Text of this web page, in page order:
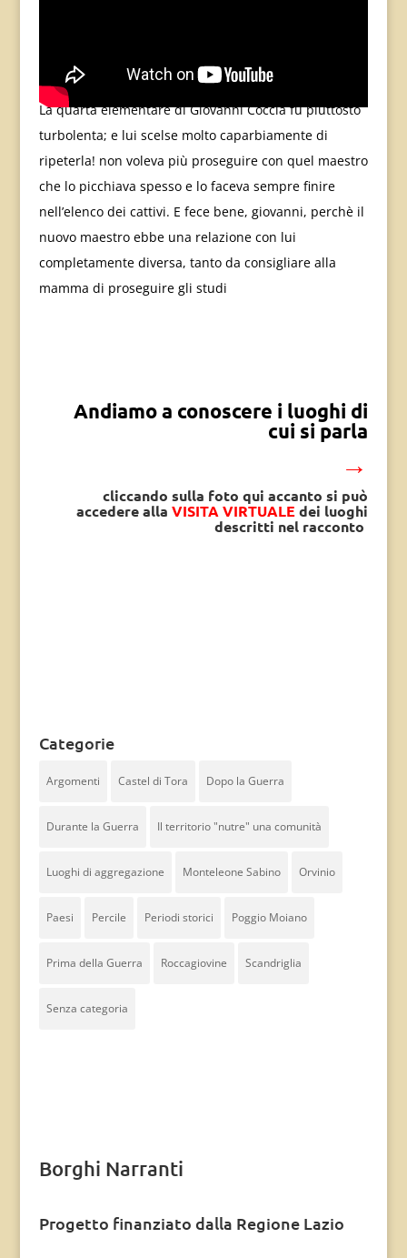
La quarta elementare di Giovanni Coccia fu piuttosto
turbolenta; e lui scelse molto caparbiamente di
ripeterla! non voleva più proseguire con quel maestro
che lo picchiava spesso e lo faceva sempre finire
nell’elenco dei cattivi. E fece bene, giovanni, perchè il
nuovo maestro ebbe una relazione con lui
completamente diversa, tanto da consigliare alla
mamma di proseguire gli studi
Andiamo a conoscere i luoghi di
cui si parla
→
cliccando sulla foto qui accanto si può
accedere allaVISITA VIRTUALEdei luoghi
descritti nel racconto
Categorie
Argomenti Castel di Tora Dopo la Guerra
Durante la Guerra Il territorio "nutre" una comunità
Luoghi di aggregazione Monteleone Sabino Orvinio
Paesi Percile Periodi storici Poggio Moiano
Prima della Guerra Roccagiovine Scandriglia
Senza categoria
Borghi Narranti
Progetto finanziato dalla Regione Lazio